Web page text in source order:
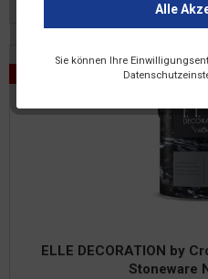
Alle
Sie können Ihre
ELLE DECORATION by
Stoneware